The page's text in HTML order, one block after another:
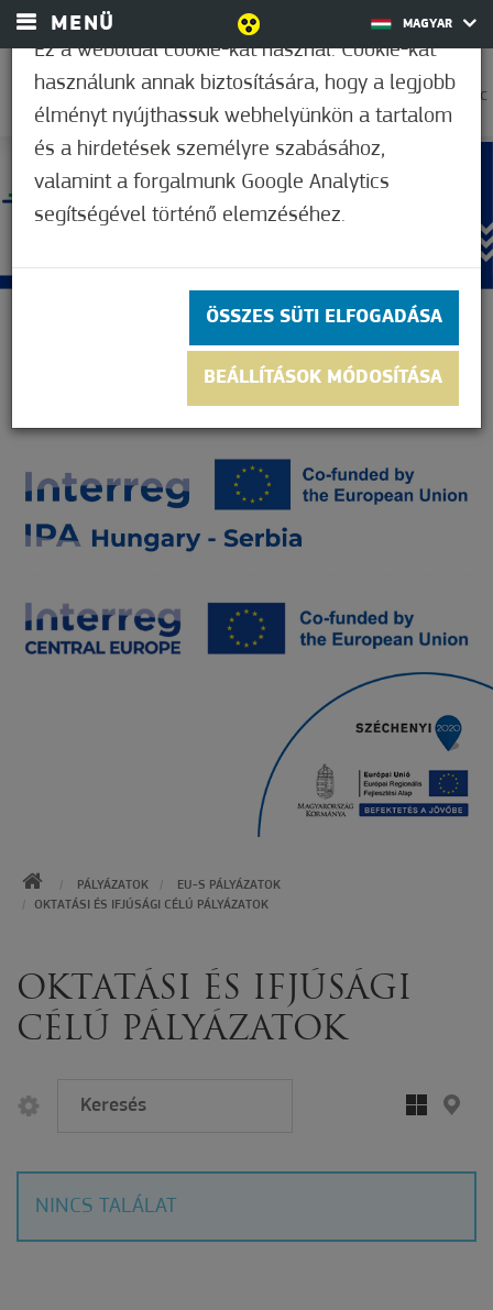
MENÜ MAGYAR
38,9°C
KEZDŐOLDAL
PÁLYÁZATOK
EU-S PÁLYÁZATOK
OKTATÁSI ÉS IFJÚSÁGI CÉLÚ PÁLYÁZATOK
OKTATÁSI ÉS IFJÚSÁGI
CÉLÚ PÁLYÁZATOK
NINCS TALÁLAT
Ez a weboldal cookie-kat használ. Cookie-kat
használunk annak biztosítására, hogy a legjobb
élményt nyújthassuk webhelyünkön a tartalom
és a hirdetések személyre szabásához,
valamint a forgalmunk Google Analytics
segítségével történő elemzéséhez.
ÖSSZES SÜTI ELFOGADÁSA
BEÁLLÍTÁSOK MÓDOSÍTÁSA